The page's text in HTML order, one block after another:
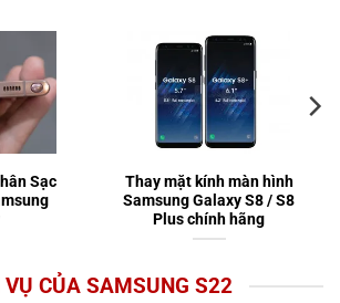
Sạc
Thay mặt kính màn hình
Samsung Galaxy S8 / S8
Plus chính hãng
VỤ CỦA SAMSUNG S22